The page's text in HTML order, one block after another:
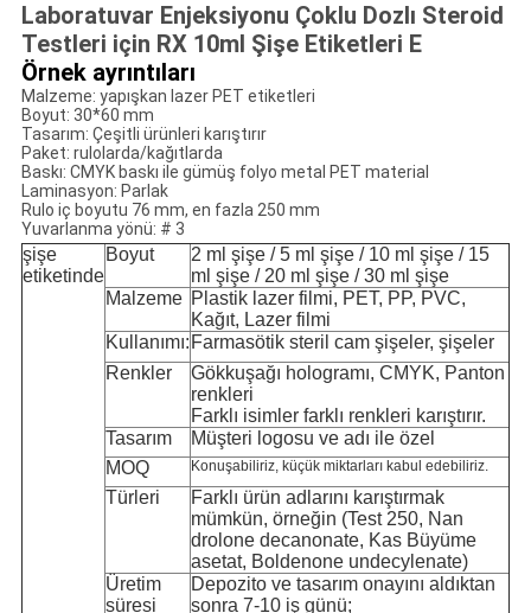
Laboratuvar Enjeksiyonu Çoklu Dozlı Steroid
Testleri için RX 10ml Şişe Etiketleri E
Örnek ayrıntıları
Malzeme: yapışkan lazer PET etiketleri
Boyut: 30*60 mm
Tasarım: Çeşitli ürünleri karıştırır
Paket: rulolarda/kağıtlarda
Baskı: CMYK baskı ile gümüş folyo metal PET material
Laminasyon: Parlak
Rulo iç boyutu 76 mm, en fazla 250 mm
Yuvarlanma yönü: # 3
şişe
etiketinde
Boyut
2 ml şişe / 5 ml şişe / 10 ml şişe / 15
ml şişe / 20 ml şişe / 30 ml şişe
Malzeme Plastik lazer filmi, PET, PP, PVC,
Kağıt, Lazer filmi
Kullanımı: Farmasötik steril cam şişeler, şişeler
Renkler
Gökkuşağı hologramı, CMYK, Panton
renkleri
Farklı isimler farklı renkleri karıştırır.
Tasarım
Müşteri logosu ve adı ile özel
MOQ
Konuşabiliriz, küçük miktarları kabul edebiliriz.
Türleri
Farklı ürün adlarını karıştırmak
mümkün, örneğin (Test 250, Nan
drolone decanonate, Kas Büyüme
asetat, Boldenone undecylenate)
Üretim
süresi
Depozito ve tasarım onayını aldıktan
sonra 7-10 iş günü;